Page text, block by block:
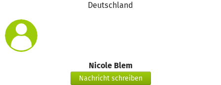
Deutschland
Nicole Blem
Nachricht schreiben